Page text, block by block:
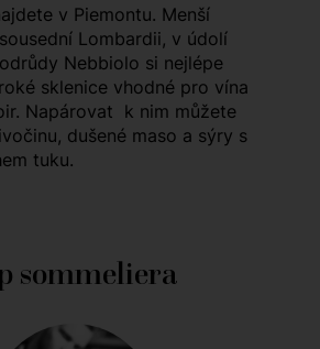
v Piemontu. Menší
Lombardii, v údolí
Nebbiolo si nejlépe
sklenice vhodné pro vína
Napárovat k nim můžete
dušené maso a sýry s
tuku.
sommeliera